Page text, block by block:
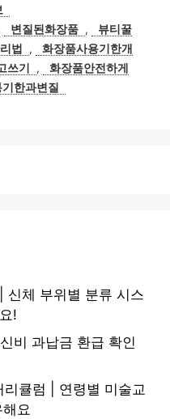
변질된화장품 ,
뷰티꿀
법 ,
화장품사용기한개
쓰기 ,
화장품안전하게
한과변질
신체 부위별 분류 시스
!
비 과납금 환급 확인
큘럼 | 연령별 미술교
요